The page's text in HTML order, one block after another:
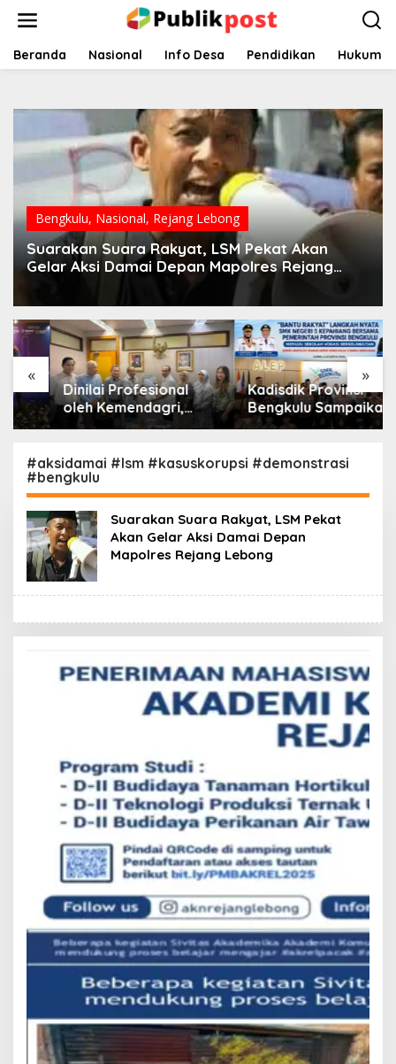
Beranda Nasional Info Desa Pendidikan Hukum
Bengkulu, Nasional, Rejang Lebong
Suarakan Suara Rakyat, LSM Pekat Akan
Gelar Aksi Damai Depan Mapolres Rejang
« »
Dinilai Profesional
oleh Kemendagri,
GAPERKASINDO
Inovatif untuk
Pemerintah Daerah
Kadisdik Provinsi
Bengkulu Sampaikan
Apresiasi Gubernur
Kepala SMKN 5
215 Sepatu Dan Baju
Gratis
#aksidamai #lsm #kasuskorupsi #demonstrasi
#bengkulu
Suarakan Suara Rakyat, LSM Pekat
Akan Gelar Aksi Damai Depan
Mapolres Rejang Lebong